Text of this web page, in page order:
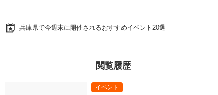
兵庫県で今週末に開催されるおすすめイベント20選
閲覧履歴